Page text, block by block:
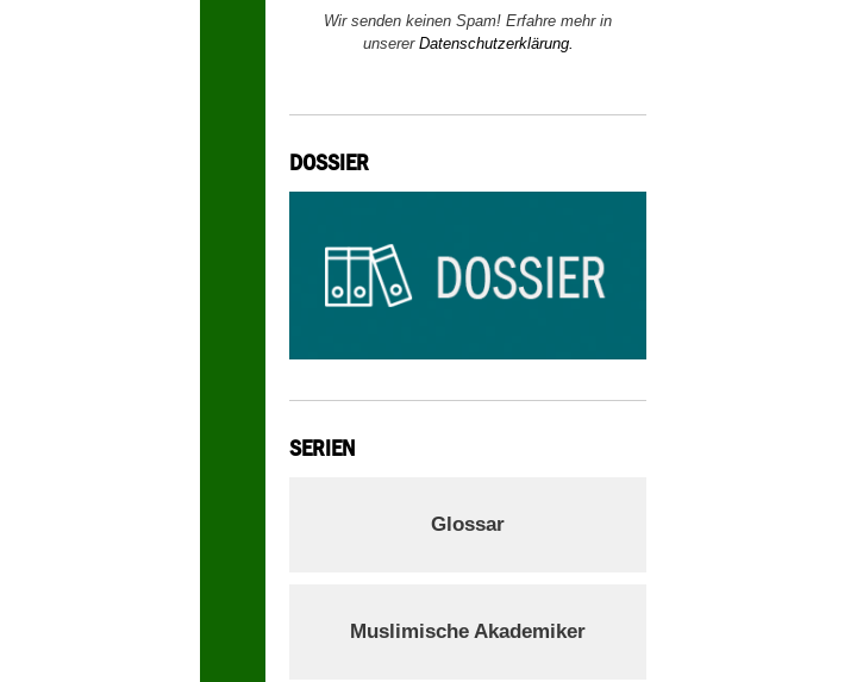
Wir senden keinen Spam! Erfahre mehr in
unserer Datenschutzerklärung.
DOSSIER
SERIEN
Glossar
Muslimische Akademiker